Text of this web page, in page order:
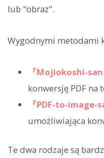
lub "obraz".
Wygodnymi metodami
『Mojiokoshi-san
konwersję PDF na
『PDF-to-image-
umożliwiająca
Te dwa rodzaje są